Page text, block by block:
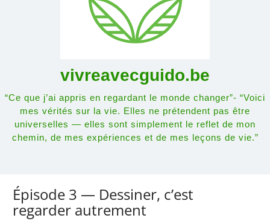
vivreavecguido.be
“Ce que j’ai appris en regardant le monde changer”- “Voici
mes vérités sur la vie. Elles ne prétendent pas être
universelles — elles sont simplement le reflet de mon
chemin, de mes expériences et de mes leçons de vie.”
Épisode 3 — Dessiner, c’est
regarder autrement